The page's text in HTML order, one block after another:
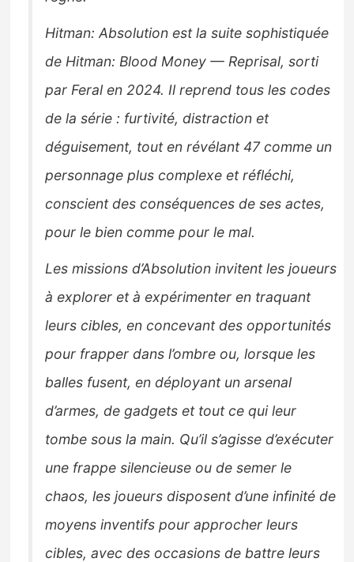
Hitman: Absolution est la suite sophistiquée
de Hitman: Blood Money — Reprisal, sorti
par Feral en 2024. Il reprend tous les codes
de la série : furtivité, distraction et
déguisement, tout en révélant 47 comme un
personnage plus complexe et réfléchi,
conscient des conséquences de ses actes,
pour le bien comme pour le mal.
Les missions d’Absolution invitent les joueurs
à explorer et à expérimenter en traquant
leurs cibles, en concevant des opportunités
pour frapper dans l’ombre ou, lorsque les
balles fusent, en déployant un arsenal
d’armes, de gadgets et tout ce qui leur
tombe sous la main. Qu’il s’agisse d’exécuter
une frappe silencieuse ou de semer le
chaos, les joueurs disposent d’une infinité de
moyens inventifs pour approcher leurs
cibles, avec des occasions de battre leurs